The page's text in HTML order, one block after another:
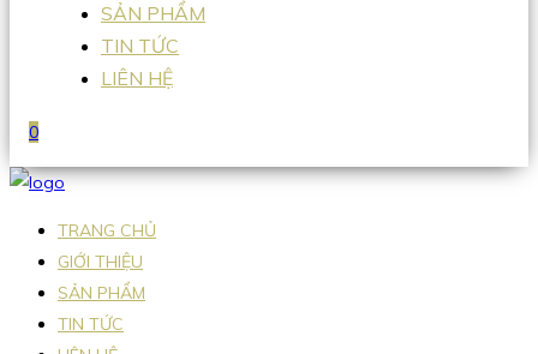
SẢN PHẨM
TIN TỨC
LIÊN HỆ
0
TRANG CHỦ
GIỚI THIỆU
SẢN PHẨM
TIN TỨC